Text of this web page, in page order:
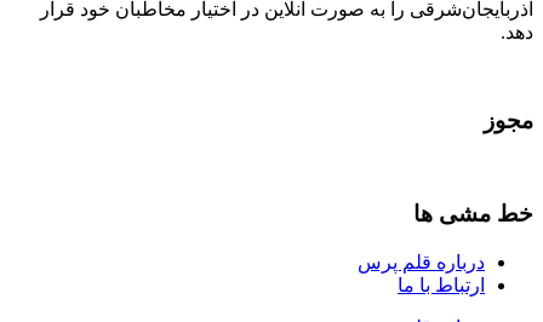
آذربایجان‌شرقی را به صورت آنلاین در اختیار مخاطبان خود قرار
دهد.
مجوز
خط مشی ها
درباره قلم پرس
ارتباط با ما